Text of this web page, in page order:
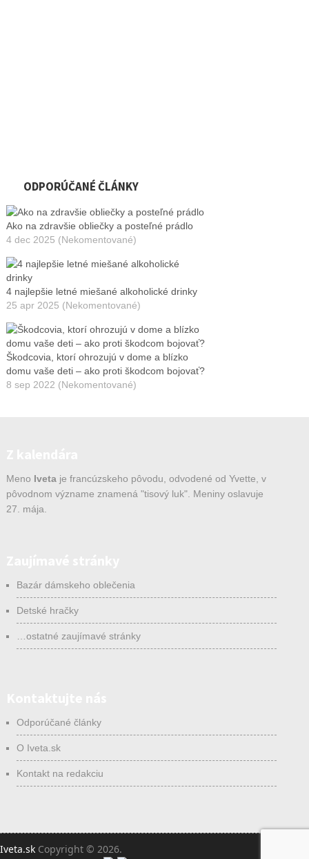
ODPORÚČANÉ ČLÁNKY
Ako na zdravšie obliečky a posteľné prádlo
4 dec 2025 (Nekomentované)
4 najlepšie letné miešané alkoholické drinky
25 apr 2025 (Nekomentované)
Škodcovia, ktorí ohrozujú v dome a blízko
domu vaše deti – ako proti škodcom bojovať?
8 sep 2022 (Nekomentované)
Meno Ivetaje francúzskeho pôvodu, odvodené od Yvette, v
pôvodnom význame znamená "tisový luk". Meniny oslavuje
27. mája.
Bazár dámskeho oblečenia
Detské hračky
…ostatné zaujímavé stránky
Odporúčané články
O Iveta.sk
Kontakt na redakciu
Iveta.sk Copyright © 2026.